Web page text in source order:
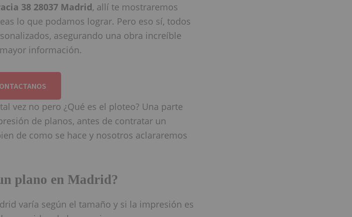
38 28037 Madrid, allí te mostraremos
lo que podamos lograr. Pero eso sí, todos
asegurando una obra increíble
información.
vez no pero ¿Qué es el ploteo? Una parte
de planos, antes de contratar un
de como se hace y nosotros aclararemos
plano en Madrid?
varía según el tamaño y si la impresión es